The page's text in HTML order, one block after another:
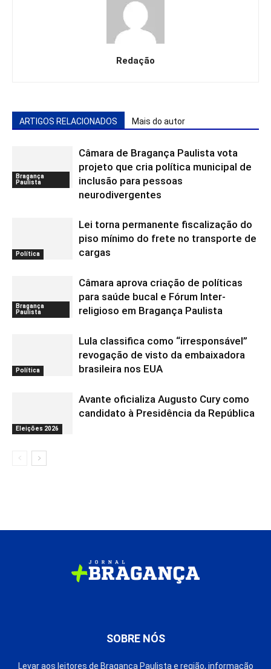
Redação
ARTIGOS RELACIONADOS Mais do autor
Bragança
Paulista
Câmara de Bragança Paulista vota
projeto que cria política municipal de
inclusão para pessoas
neurodivergentes
Política
Lei torna permanente fiscalização do
piso mínimo do frete no transporte de
cargas
Bragança
Paulista
Câmara aprova criação de políticas
para saúde bucal e Fórum Inter-
religioso em Bragança Paulista
Política
Lula classifica como “irresponsável”
revogação de visto da embaixadora
brasileira nos EUA
Eleições 2026
Avante oficializa Augusto Cury como
candidato à Presidência da República
SOBRE NÓS
Levar aos leitores de Bragança Paulista e região, informação